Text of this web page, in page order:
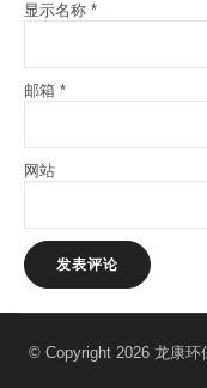
显示名称 *
邮箱 *
网站
© Copyright 2026 龙康环